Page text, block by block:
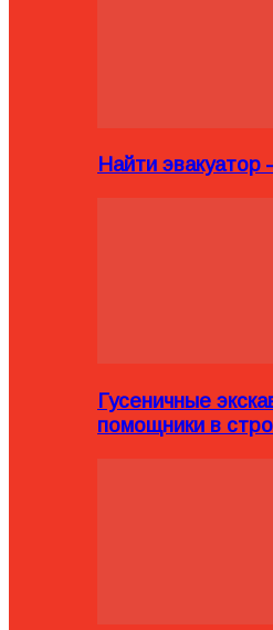
Найти
Гусеничные
помощники в